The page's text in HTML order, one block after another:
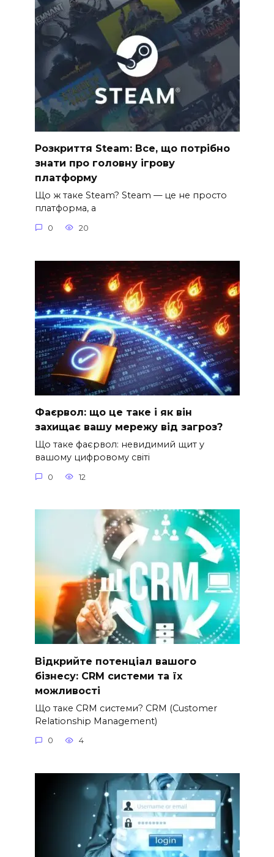
Розкриття Steam: Все, що потрібно
знати про головну ігрову
платформу
Що ж таке Steam? Steam — це не просто
платформа, а
0 20
Фаєрвол: що це таке і як він
захищає вашу мережу від загроз?
Що таке фаєрвол: невидимий щит у
вашому цифровому світі
0 12
Відкрийте потенціал вашого
бізнесу: CRM системи та їх
можливості
Що таке CRM системи? CRM (Customer
Relationship Management)
0 4